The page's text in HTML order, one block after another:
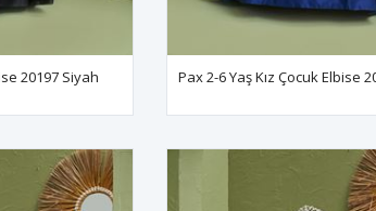
20197 Siyah